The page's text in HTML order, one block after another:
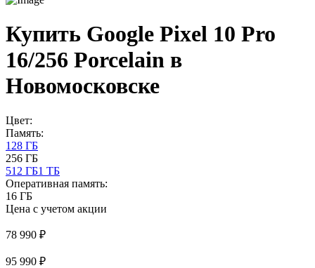
Купить Google Pixel 10 Pro
16/256 Porcelain в
Новомосковске
Цвет:
Память:
128 ГБ
256 ГБ
512 ГБ1 ТБ
Оперативная память:
16 ГБ
Цена с учетом акции
78 990 ₽
95 990 ₽